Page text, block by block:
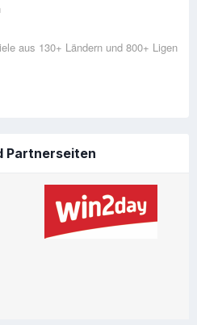
aus 130+ Ländern und 800+ Ligen
Partnerseiten